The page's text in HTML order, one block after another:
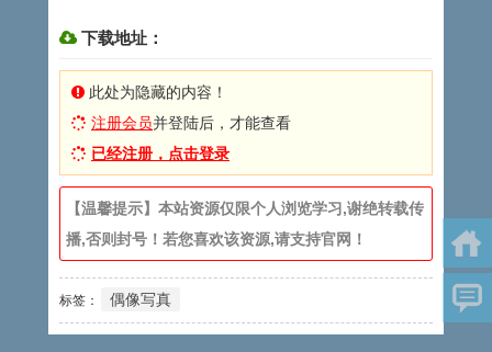
下载地址：
此处为隐藏的内容！
注册会员并登陆后，才能查看
已经注册，点击登录
【温馨提示】本站资源仅限个人浏览学习,谢绝转载传
播,否则封号！若您喜欢该资源,请支持官网！
标签： 偶像写真